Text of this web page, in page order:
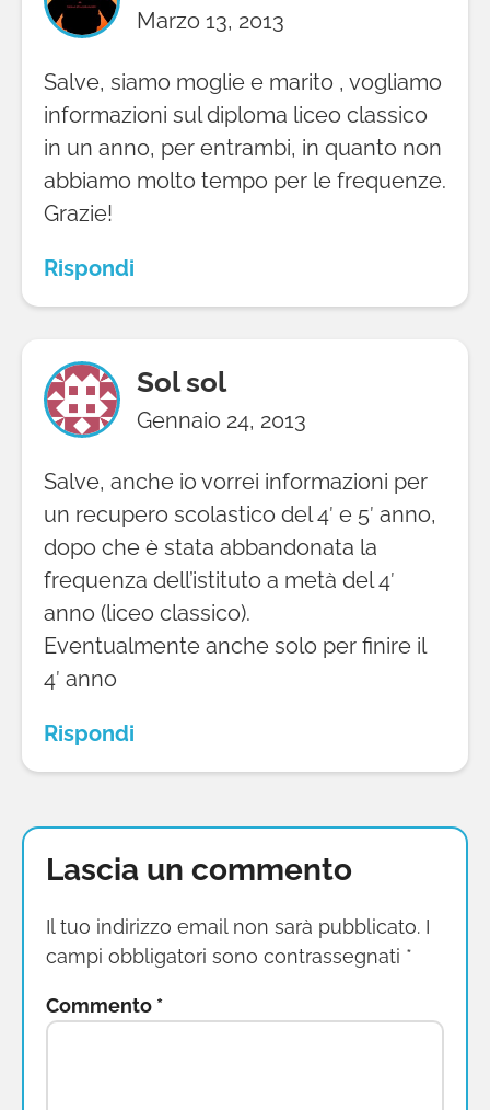
Marzo 13, 2013
Salve, siamo moglie e marito , vogliamo
informazioni sul diploma liceo classico
in un anno, per entrambi, in quanto non
abbiamo molto tempo per le frequenze.
Grazie!
Rispondi
Sol sol
Gennaio 24, 2013
Salve, anche io vorrei informazioni per
un recupero scolastico del 4′ e 5′ anno,
dopo che è stata abbandonata la
frequenza dell’istituto a metà del 4′
anno (liceo classico).
Eventualmente anche solo per finire il
4′ anno
Rispondi
Lascia un commento
Il tuo indirizzo email non sarà pubblicato. I
campi obbligatori sono contrassegnati *
Commento *